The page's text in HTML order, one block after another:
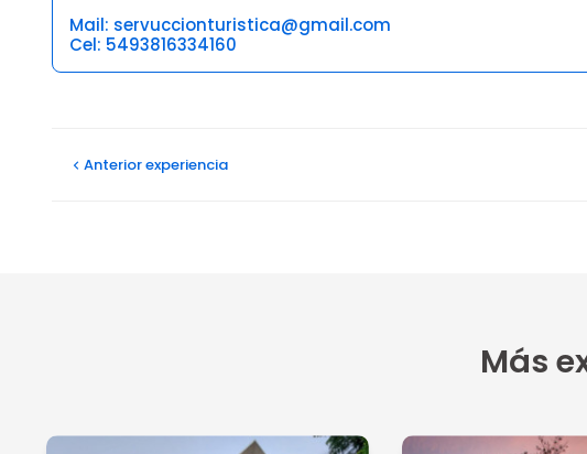
Mail: servuccionturistica@gmail.com
Cel: 5493816334160
Anteriorexperiencia
Más